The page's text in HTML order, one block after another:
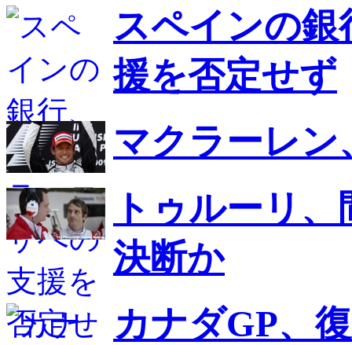
スペインの
援を否定せず
マクラーレ
トゥルーリ
決断か
カナダGP、